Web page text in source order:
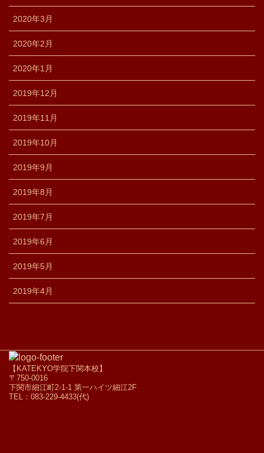
2020年3月
2020年2月
2020年1月
2019年12月
2019年11月
2019年10月
2019年9月
2019年8月
2019年7月
2019年6月
2019年5月
2019年4月
【KATEKYO学院下関本校】
〒750-0016
下関市細江町2-1-1 第一ハイツ細江2F
TEL：083-229-4433(代)